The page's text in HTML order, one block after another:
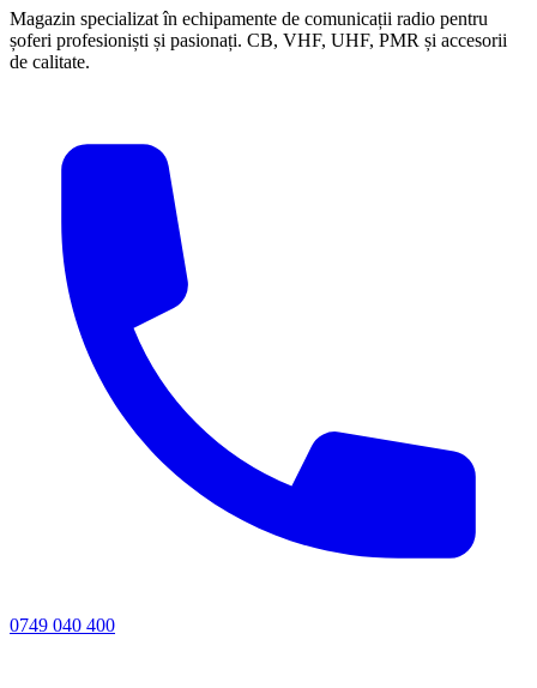
Magazin specializat în echipamente de comunicații radio pentru
șoferi profesioniști și pasionați. CB, VHF, UHF, PMR și accesorii
de calitate.
0749 040 400